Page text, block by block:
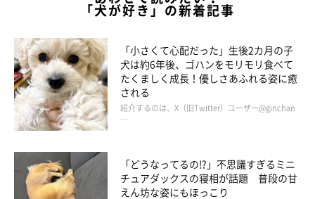
んは？
「犬が好き」の新着記事
「小さくて心配だった」生後2カ月の子
犬は約6年後、ゴハンをモリモリ食べて
たくましく成長！優しさあふれる姿に癒
される
紹介するのは、X（旧Twitter）ユーザー@ginchan
…
「どうなってるの!?」不思議すぎるミニ
チュアダックスの寝相が話題 普段の甘
えん坊な姿にもほっこり